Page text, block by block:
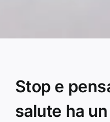
Stop e
salute ha